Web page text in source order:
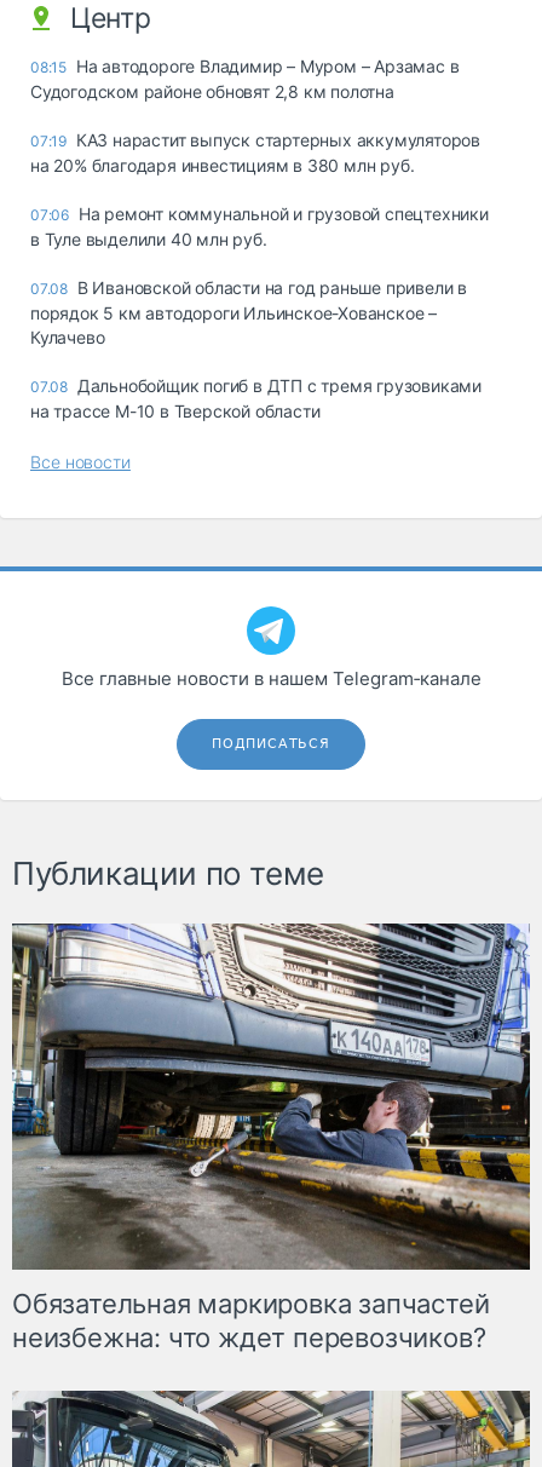
Центр
08:15 На автодороге Владимир – Муром – Арзамас в
Судогодском районе обновят 2,8 км полотна
07:19 КАЗ нарастит выпуск стартерных аккумуляторов
на 20% благодаря инвестициям в 380 млн руб.
07:06 На ремонт коммунальной и грузовой спецтехники
в Туле выделили 40 млн руб.
07.08 В Ивановской области на год раньше привели в
порядок 5 км автодороги Ильинское-Хованское –
Кулачево
07.08 Дальнобойщик погиб в ДТП с тремя грузовиками
на трассе М-10 в Тверской области
Все новости
Все главные новости в нашем Telegram‑канале
ПОДПИСАТЬСЯ
Публикации по теме
Обязательная маркировка запчастей
неизбежна: что ждет перевозчиков?